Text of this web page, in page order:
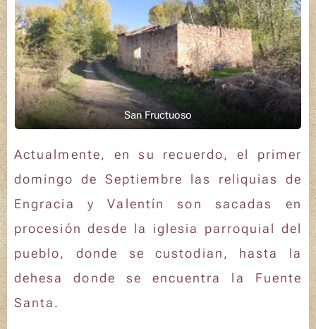
San Fructuoso
Actualmente, en su recuerdo, el primer
domingo de Septiembre las reliquias de
Engracia y Valentín son sacadas en
procesión desde la iglesia parroquial del
pueblo, donde se custodian, hasta la
dehesa donde se encuentra la Fuente
Santa.